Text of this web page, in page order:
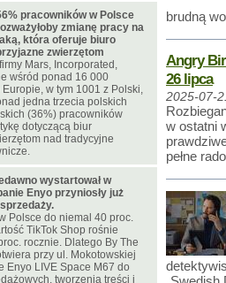
brudną
Angry
26 lipca
2025-07-
w ostatni
pełne
pracowników w Polsce
zmianę pracy na
która oferuje biuro
zwierzętom
Mars, Incorporated,
wśród ponad 16 000
w tym 1001 z Polski,
jedna trzecia polskich
(36%) pracowników
dotyczącą biur
nad tradycyjne
wystartował w
Enyo przyniosły już
Polsce do niemal 40 proc.
TikTok Shop rośnie
rocznie. Dlatego By The
przy ul. Mokotowskiej
Enyo LIVE Space M67 do
tworzenia treści i